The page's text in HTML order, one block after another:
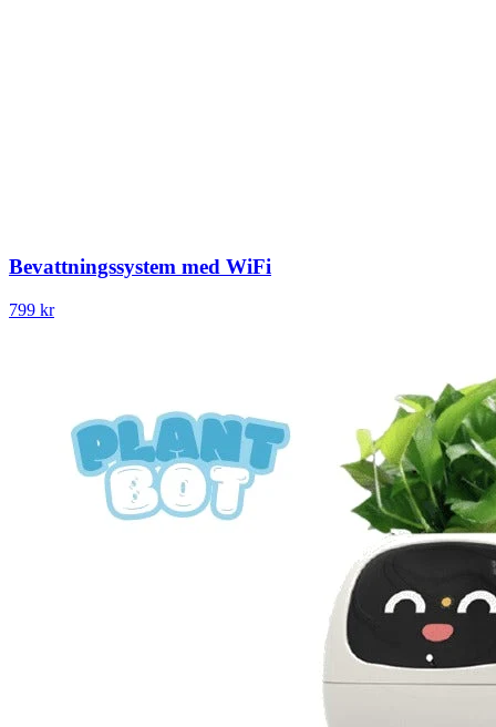
Bevattningssystem med WiFi
799 kr